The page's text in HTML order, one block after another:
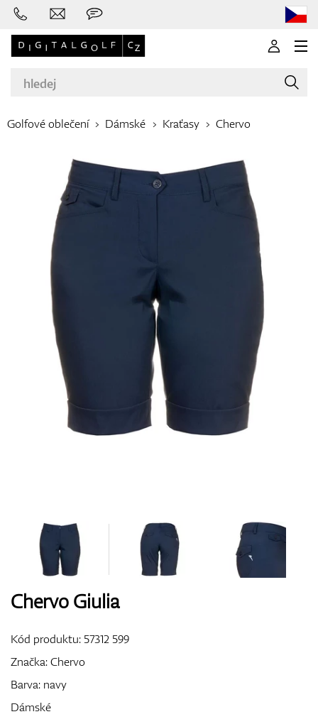
Oblečení
Boty
Rukavice
Bagy
Golfové oblečení Dámské Kraťasy Chervo
Chervo Giulia
Kód produktu:57312 599
Značka:Chervo
Barva: navy
Dámské